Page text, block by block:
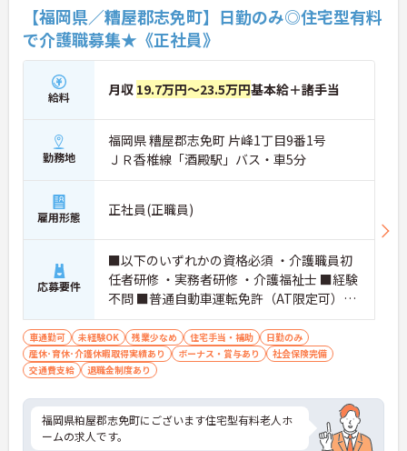
【福岡県／糟屋郡志免町】日勤のみ◎住宅型有料
で介護職募集★《正社員》
給料 月収 19.7万円～23.5万円基本給＋諸手当
勤務地
福岡県 糟屋郡志免町 片峰1丁目9番1号
ＪＲ香椎線「酒殿駅」バス・車5分
雇用形態 正社員(正職員)
応募要件
■以下のいずれかの資格必須 ・介護職員初
任者研修 ・実務者研修 ・介護福祉士 ■経験
不問 ■普通自動車運転免許（AT限定可）必
須
車通勤可 未経験OK 残業少なめ 住宅手当・補助
日勤のみ
産休･育休･介護休暇取得実績あり
ボーナス・賞与あり
社会保険完備
交通費支給
退職金制度あり
福岡県粕屋郡志免町にございます住宅型有料老人ホ
ームの求人です。